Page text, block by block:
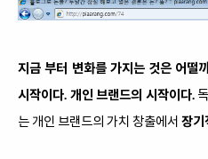
지금 부터 변화를 가지는 것은 어
시작이다. 개인 브랜드의 시작이다.
는 개인 브랜드의 가치 창출에서 장기